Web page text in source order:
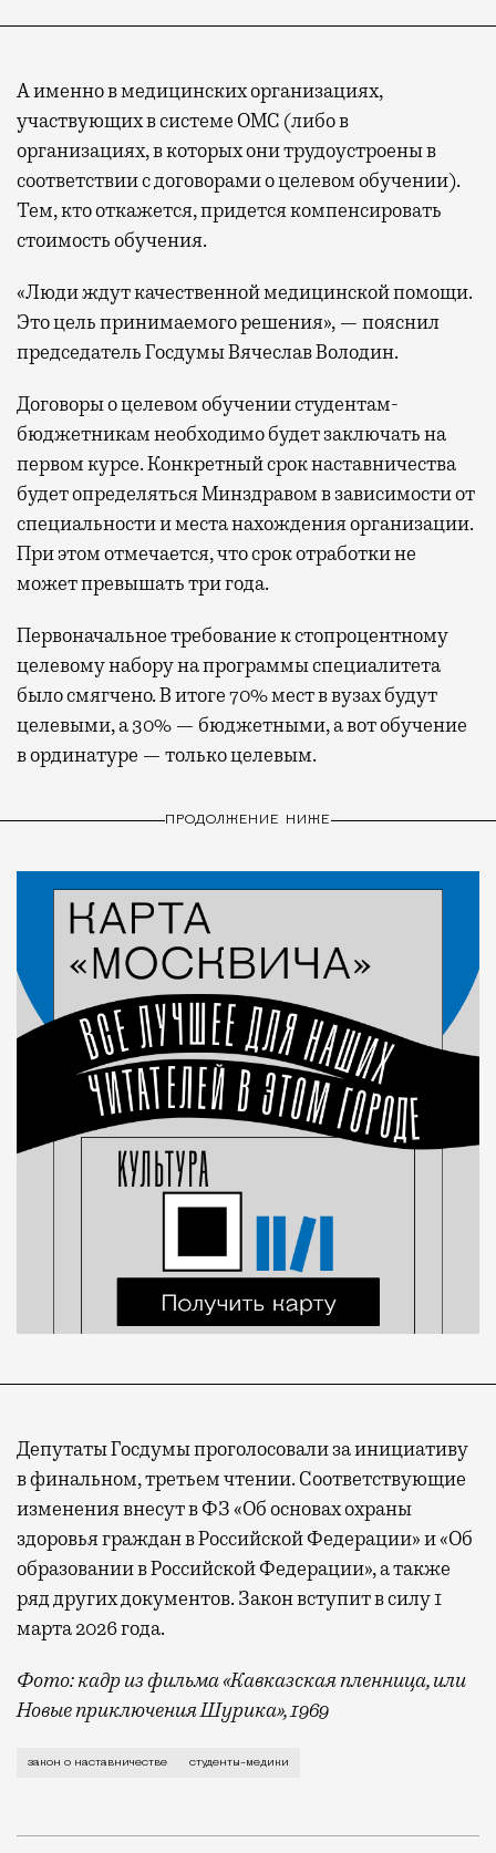
А именно в медицинских организациях,
участвующих в системе ОМС (либо в
организациях, в которых они трудоустроены в
соответствии с договорами о целевом обучении).
Тем, кто откажется, придется компенсировать
стоимость обучения.
«Люди ждут качественной медицинской помощи.
Это цель принимаемого решения», — пояснил
председатель Госдумы Вячеслав Володин.
Договоры о целевом обучении студентам-
бюджетникам необходимо будет заключать на
первом курсе. Конкретный срок наставничества
будет определяться Минздравом в зависимости от
специальности и места нахождения организации.
При этом отмечается, что срок отработки не
может превышать три года.
Первоначальное требование к стопроцентному
целевому набору на программы специалитета
было смягчено. В итоге 70% мест в вузах будут
целевыми, а 30% — бюджетными, а вот обучение
в ординатуре — только целевым.
ПРОДОЛЖЕНИЕ НИЖЕ
Депутаты Госдумы проголосовали за инициативу
в финальном, третьем чтении. Соответствующие
изменения внесут в ФЗ «Об основах охраны
здоровья граждан в Российской Федерации» и «Об
образовании в Российской Федерации», а также
ряд других документов. Закон вступит в силу 1
марта 2026 года.
Фото: кадр из фильма «Кавказская пленница, или
Новые приключения Шурика», 1969
В России принят резонансный закон,
закон о наставничестве студенты-медики